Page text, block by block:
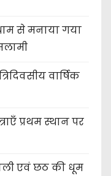
से मनाया गया
वार्षिक
प्रथम स्थान पर
एवं छठ की धूम